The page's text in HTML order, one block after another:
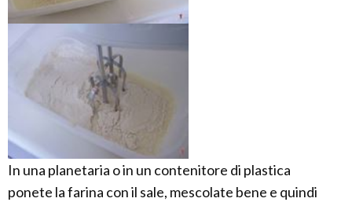
In una planetaria o in un contenitore di plastica
ponete la farina con il sale, mescolate bene e quindi